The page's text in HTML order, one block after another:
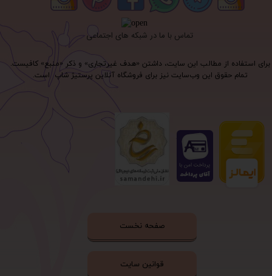
برای استفاده از مطالب این سایت، داشتن «هدف غیرتجاری» و ذکر «منبع» کافیست.
تمام حقوق اين وب‌سايت نیز برای فروشگاه آنلاین پرستیژ شاپ است.
تماس با ما در شبکه های اجتماعی
صفحه نخست
قوانین سایت